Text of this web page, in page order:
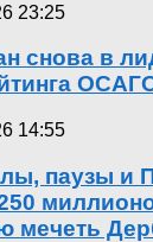
23:25
снова в
14:55
паузы и
мечеть